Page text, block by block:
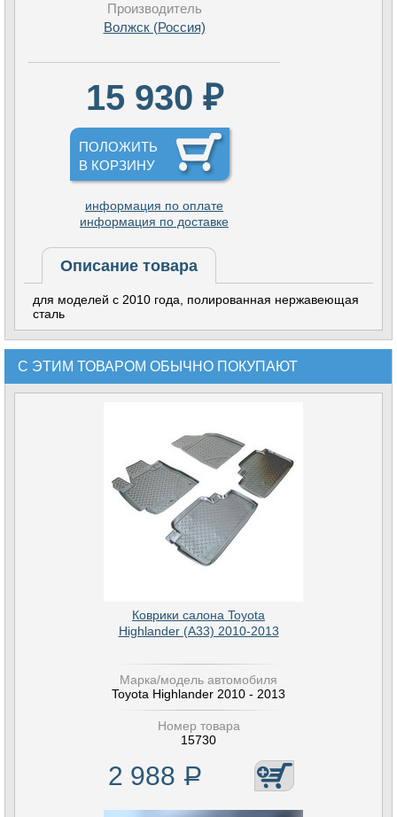
Производитель
Волжск (Россия)
15 930 ₽
ПОЛОЖИТЬ
В КОРЗИНУ
информация по оплате
информация по доставке
Описание товара
для моделей с 2010 года, полированная нержавеющая
сталь
С ЭТИМ ТОВАРОМ ОБЫЧНО ПОКУПАЮТ
Коврики салона Toyota
Highlander (A33) 2010-2013
Марка/модель автомобиля
Toyota Highlander 2010 - 2013
Номер товара
15730
2 988 Р